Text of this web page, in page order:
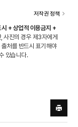
저작권 정책
시 + 상업적 이용금지 +
사진의 경우 제3자에게
처를 반드시 표기해야
있습니다.
프린트
하기